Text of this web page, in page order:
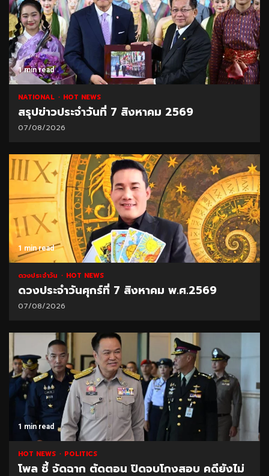
1 min read
NATIONAL HOT NEWS
สรุปข่าวประจำวันที่ 7 สิงหาคม 2569
07/08/2026
1 min read
ดวงประจำวัน HOT NEWS
ดวงประจำวันศุกร์ที่ 7 สิงหาคม พ.ศ.2569
07/08/2026
1 min read
HOT NEWS POLITICS
โพล ชี้ จัดฉาก ตัดตอน ปิดจบโกงสอบ คดียังไม่